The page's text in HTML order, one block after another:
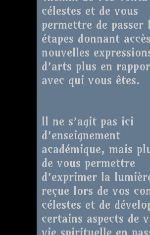
célestes et de vous
permettre de passer
étapes donnant
nouvelles
d’arts plus en
avec qui vous êtes.
Il ne s’agit pas ici
d’enseignement
académique, mais
de vous permettre
d’exprimer la
reçue lors de vos
célestes et de
certains aspects de
vie spirituelle en